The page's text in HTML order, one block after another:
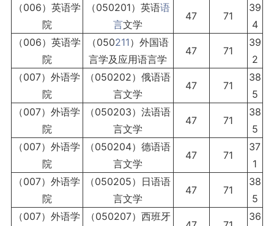
（006）英语学
院
（050201）英语语
言文学
47 71
39
4
（006）英语学
院
（050211）外国语
言学及应用语言学
47 71
39
2
（007）外语学
院
（050202）俄语语
言文学
47 71
38
5
（007）外语学
院
（050203）法语语
言文学
47 71
38
5
（007）外语学
院
（050204）德语语
言文学
47 71
37
1
（007）外语学
院
（050205）日语语
言文学
47 71
38
5
（007）外语学
（050207）西班牙 36